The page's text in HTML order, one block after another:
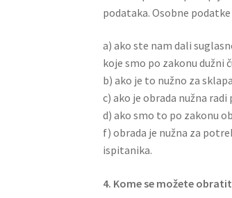
podataka. Osobne
a) ako ste nam dali
koje smo po zakonu dužni
b) ako je to nužno za
c) ako je obrada nužna
d) ako smo to po zakonu
f) obrada je nužna za
ispitanika.
4. Kome se možete